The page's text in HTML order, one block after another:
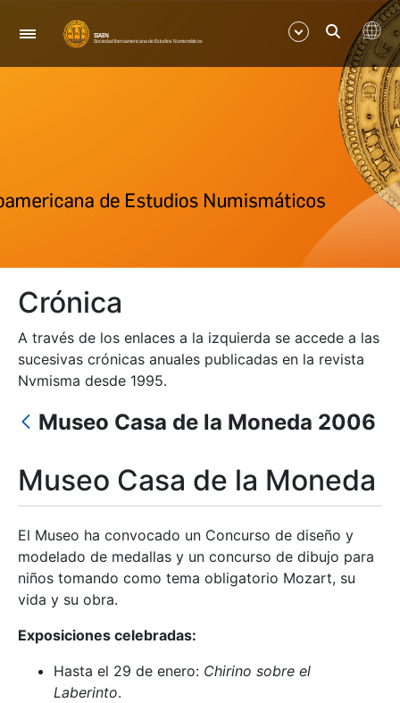
Navigation
Show/Hide
Show/Hide
Show/Hide
Crónica
A través de los enlaces a la izquierda se accede a las
sucesivas crónicas anuales publicadas en la revista
Nvmisma desde 1995.
Museo Casa de la Moneda 2006
Museo Casa de la Moneda
El Museo ha convocado un Concurso de diseño y
modelado de medallas y un concurso de dibujo para
niños tomando como tema obligatorio Mozart, su
vida y su obra.
Exposiciones celebradas:
Hasta el 29 de enero: Chirino sobre el
Laberinto.